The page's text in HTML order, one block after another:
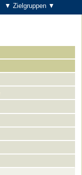
▼ Zielgruppen ▼